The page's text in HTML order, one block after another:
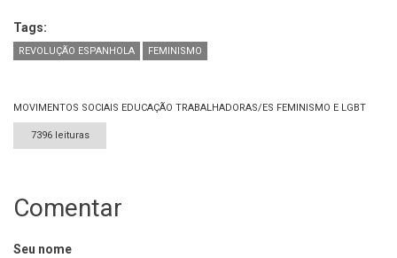
Tags:
REVOLUÇÃO ESPANHOLA FEMINISMO
MOVIMENTOS SOCIAIS EDUCAÇÃO TRABALHADORAS/ES FEMINISMO E LGBT
7396 leituras
Comentar
Seu nome